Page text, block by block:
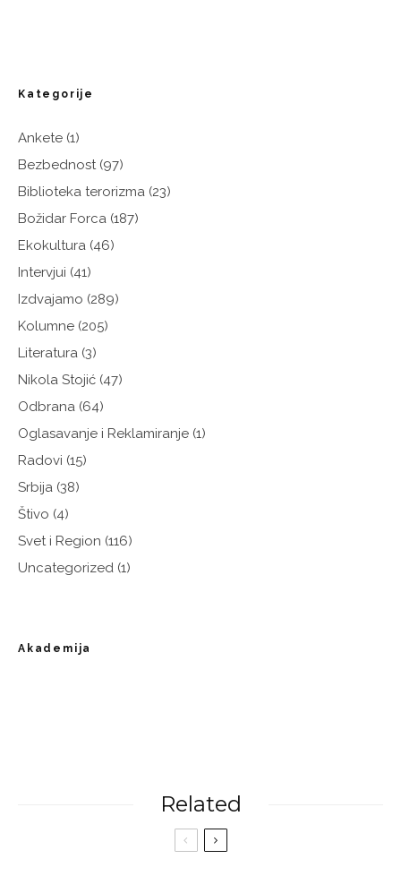
Kategorije
Ankete (1)
Bezbednost(97)
Biblioteka terorizma (23)
Božidar Forca (187)
Ekokultura (46)
Intervjui (41)
Izdvajamo (289)
Kolumne (205)
Literatura (3)
Nikola Stojić (47)
Odbrana (64)
Oglasavanje i Reklamiranje (1)
Radovi (15)
Srbija (38)
Štivo (4)
Svet i Region (116)
Uncategorized (1)
Akademija
Related